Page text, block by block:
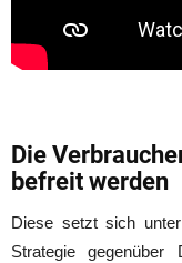
Die
befreit werden
Diese setzt sich
Strategie